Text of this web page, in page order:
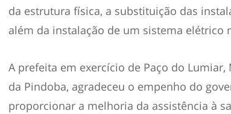
da estrutura física, a substituição das
além da instalação de um sistema elétrico
A prefeita em exercício de Paço do Lumiar,
da Pindoba, agradeceu o empenho do
proporcionar a melhoria da assistência à